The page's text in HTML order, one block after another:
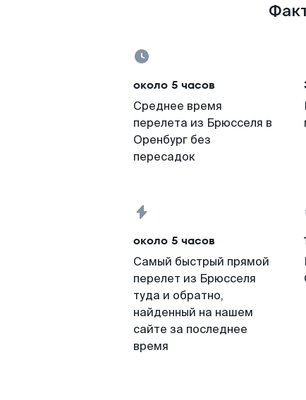
около 5 часов
Среднее время
перелета из Брюсселя в
Оренбург без
пересадок
около 5 часов
Самый быстрый прямой
перелет из Брюсселя
туда и обратно,
найденный на нашем
сайте за последнее
время